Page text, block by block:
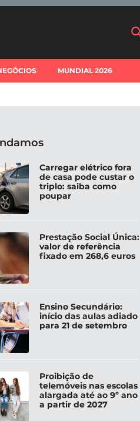
MUNDIAL 2026
Carregar elétrico fora
de casa pode custar o
triplo: saiba como
poupar
Prestação Social Única:
valor de referência
fixado em 268,6 euros
Ensino Secundário:
início das aulas adiado
para 21 de setembro
Proibição de
telemóveis nas escolas
alargada até ao 9º ano
a partir de 2027